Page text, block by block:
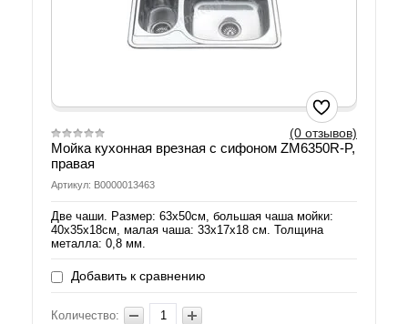
(0 отзывов)
Мойка кухонная врезная с сифоном ZM6350R-P,
правая
Артикул: В0000013463
Две чаши. Размер: 63х50см, большая чаша мойки:
40х35х18см, малая чаша: 33х17х18 см. Толщина
металла: 0,8 мм.
Добавить к сравнению
Количество: